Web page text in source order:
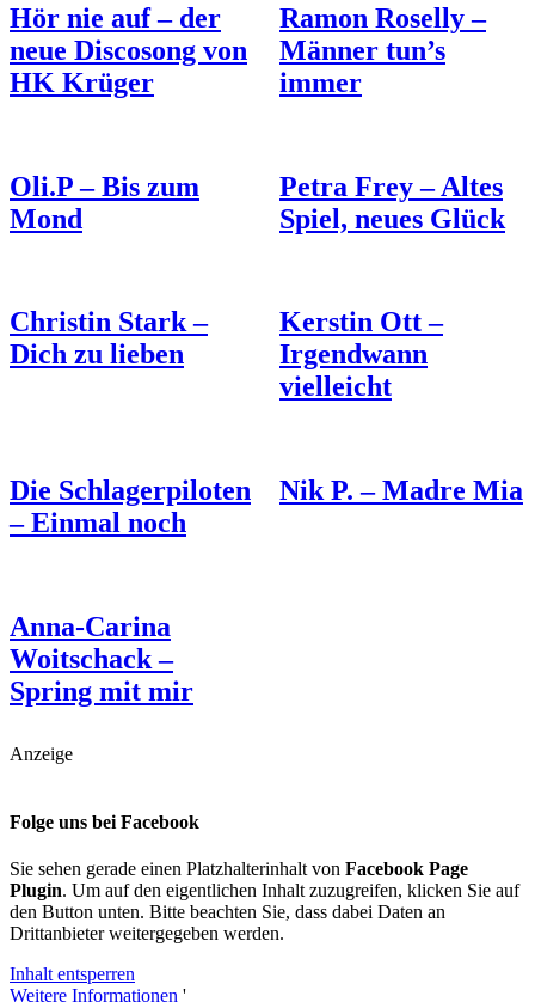
Hör nie auf – der
neue Discosong von
HK Krüger
Ramon Roselly –
Männer tun’s
immer
Oli.P – Bis zum
Mond
Petra Frey – Altes
Spiel, neues Glück
Christin Stark –
Dich zu lieben
Kerstin Ott –
Irgendwann
vielleicht
Die Schlagerpiloten
– Einmal noch
Nik P. – Madre Mia
Anna-Carina
Woitschack –
Spring mit mir
Anzeige
Folge uns bei Facebook
Sie sehen gerade einen Platzhalterinhalt von Facebook Page
Plugin. Um auf den eigentlichen Inhalt zuzugreifen, klicken Sie auf
den Button unten. Bitte beachten Sie, dass dabei Daten an
Drittanbieter weitergegeben werden.
Inhalt entsperren
Weitere Informationen '